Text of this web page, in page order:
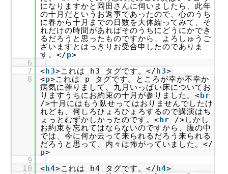
になりますかと岡田さんに伺いましたら、此年
の十月だというお返事であったので、心のうち
に春から十月までの日数を大体繰ってみて、そ
れだけの時間があればそのうちにどうにかでき
るだろうと思ったものですから、よろしゅうご
ざいますとはっきりお受合申したのでありま
す。</p>
6
7
<h3>これは h3 タグです。</h3>
8
<p>これは p タグです。ところが幸か不幸か
病気に罹りまして、九月いっぱい床についてお
りますうちにお約束の十月が参りました。<br
/>十月にはもう臥せってはおりませんでしたけ
れども、何しろひょろひょろするので講演はち
ょっとむずかしかったのです。<br
/>しかし
お約束を忘れてはならないのですから、腹の中
では、今に何か云って来られるだろう来られる
だろうと思って、内々は怖がっていました。</
p>
9
10
<h4>これは h4 タグです。</h4>